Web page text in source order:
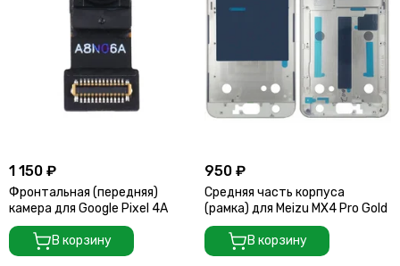
1 150 ₽
Фронтальная (передняя)
камера для Google Pixel 4A
В корзину
950 ₽
Средняя часть корпуса
(рамка) для Meizu MX4 Pro Gold
В корзину